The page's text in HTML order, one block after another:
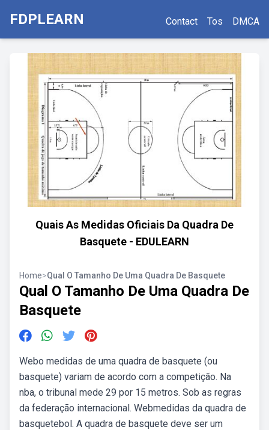
FDPLEARN Contact Tos DMCA
Quais As Medidas Oficiais Da Quadra De
Basquete - EDULEARN
Home>Qual O Tamanho De Uma Quadra De Basquete
Qual O Tamanho De Uma Quadra De
Basquete
Webo medidas de uma quadra de basquete (ou
basquete) variam de acordo com a competição. Na
nba, o tribunal mede 29 por 15 metros. Sob as regras
da federação internacional. Webmedidas da quadra de
basquetebol. A quadra de basquete deve ser um